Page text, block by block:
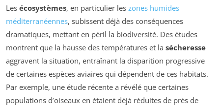
Les écosystèmes, en particulier les zones humides
méditerranéennes, subissent déjà des conséquences
dramatiques, mettant en péril la biodiversité. Des études
montrent que la hausse des températures et la sécheresse
aggravent la situation, entraînant la disparition progressive
de certaines espèces aviaires qui dépendent de ces habitats.
Par exemple, une étude récente a révélé que certaines
populations d’oiseaux en étaient déjà réduites de près de